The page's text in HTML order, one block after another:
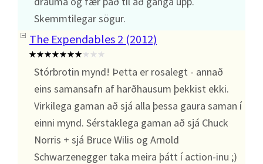
Skemmtilegar sögur.
The Expendables 2 (2012)
Stórbrotin mynd! Þetta er rosalegt - annað
eins samansafn af harðhausum þekkist ekki.
Virkilega gaman að sjá alla þessa gaura saman í
einni mynd. Sérstaklega gaman að sjá Chuck
Norris + sjá Bruce Wilis og Arnold
Schwarzenegger taka meira þátt í action-inu ;)